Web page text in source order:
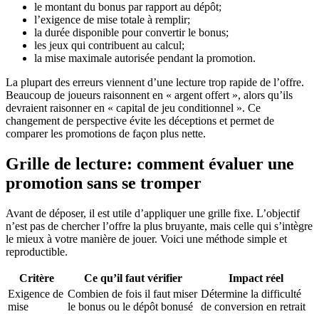
le montant du bonus par rapport au dépôt;
l’exigence de mise totale à remplir;
la durée disponible pour convertir le bonus;
les jeux qui contribuent au calcul;
la mise maximale autorisée pendant la promotion.
La plupart des erreurs viennent d’une lecture trop rapide de l’offre.
Beaucoup de joueurs raisonnent en « argent offert », alors qu’ils
devraient raisonner en « capital de jeu conditionnel ». Ce
changement de perspective évite les déceptions et permet de
comparer les promotions de façon plus nette.
Grille de lecture: comment évaluer une
promotion sans se tromper
Avant de déposer, il est utile d’appliquer une grille fixe. L’objectif
n’est pas de chercher l’offre la plus bruyante, mais celle qui s’intègre
le mieux à votre manière de jouer. Voici une méthode simple et
reproductible.
Critère Ce qu’il faut vérifier
Impact réel
Exigence de
mise
Combien de fois il faut miser
le bonus ou le dépôt bonusé
Détermine la difficulté
de conversion en retrait